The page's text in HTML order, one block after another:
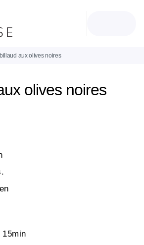
aux olives noires
olives noires
15min